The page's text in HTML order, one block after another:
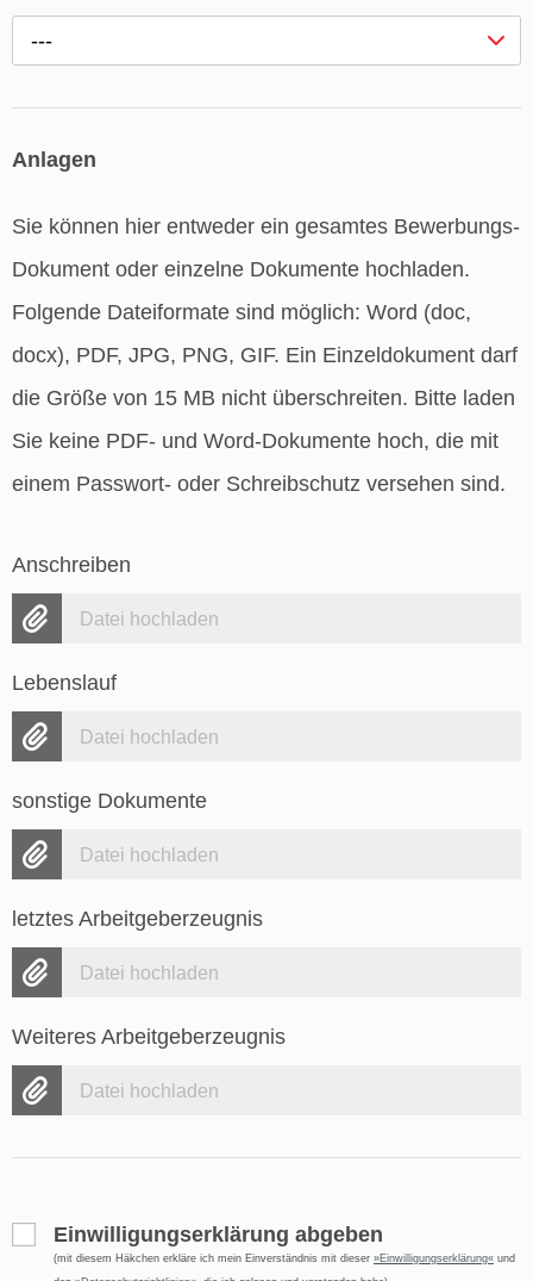
---
Anlagen
Sie können hier entweder ein gesamtes Bewerbungs-
Dokument oder einzelne Dokumente hochladen.
Folgende Dateiformate sind möglich: Word (doc,
docx), PDF, JPG, PNG, GIF. Ein Einzeldokument darf
die Größe von 15 MB nicht überschreiten. Bitte laden
Sie keine PDF- und Word-Dokumente hoch, die mit
einem Passwort- oder Schreibschutz versehen sind.
Anschreiben
Datei hochladen
Lebenslauf
Datei hochladen
sonstige Dokumente
Datei hochladen
letztes Arbeitgeberzeugnis
Datei hochladen
Weiteres Arbeitgeberzeugnis
Datei hochladen
Einwilligungserklärung abgeben
(mit diesem Häkchen erkläre ich mein Einverständnis mit dieser Einwilligungserklärung
und